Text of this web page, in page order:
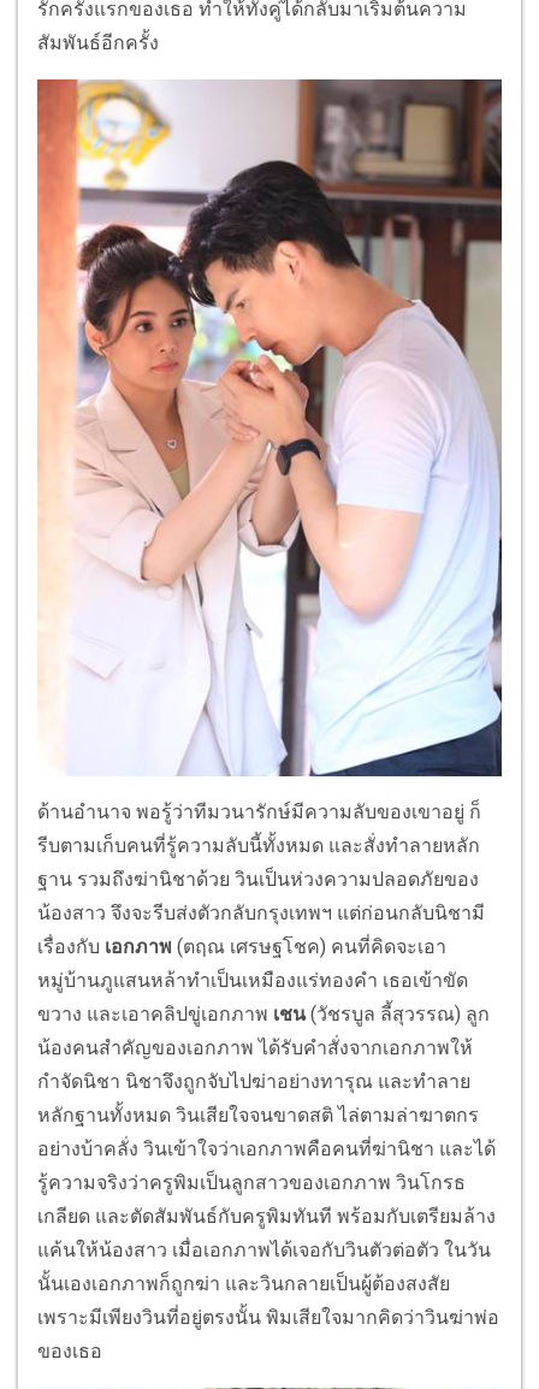
รักครั้งแรกของเธอ ทำให้ทั้งคู่ได้กลับมาเริ่มต้นความ
สัมพันธ์อีกครั้ง
ด้านอำนาจ พอรู้ว่าทีมวนารักษ์มีความลับของเขาอยู่ ก็
รีบตามเก็บคนที่รู้ความลับนี้ทั้งหมด และสั่งทำลายหลัก
ฐาน รวมถึงฆ่านิชาด้วย วินเป็นห่วงความปลอดภัยของ
น้องสาว จึงจะรีบส่งตัวกลับกรุงเทพฯ แต่ก่อนกลับนิชามี
เรื่องกับ เอกภาพ (ตฤณ เศรษฐโชค) คนที่คิดจะเอา
หมู่บ้านภูแสนหล้าทำเป็นเหมืองแร่ทองคำ เธอเข้าขัด
ขวาง และเอาคลิปขู่เอกภาพ เชน(วัชรบูล ลี้สุวรรณ) ลูก
น้องคนสำคัญของเอกภาพ ได้รับคำสั่งจากเอกภาพให้
กำจัดนิชา นิชาจึงถูกจับไปฆ่าอย่างทารุณ และทำลาย
หลักฐานทั้งหมด วินเสียใจจนขาดสติ ไล่ตามล่าฆาตกร
อย่างบ้าคลั่ง วินเข้าใจว่าเอกภาพคือคนที่ฆ่านิชา และได้
รู้ความจริงว่าครูพิมเป็นลูกสาวของเอกภาพ วินโกรธ
เกลียด และตัดสัมพันธ์กับครูพิมทันที พร้อมกับเตรียมล้าง
แค้นให้น้องสาว เมื่อเอกภาพได้เจอกับวินตัวต่อตัว ในวัน
นั้นเองเอกภาพก็ถูกฆ่า และวินกลายเป็นผู้ต้องสงสัย
เพราะมีเพียงวินที่อยู่ตรงนั้น พิมเสียใจมากคิดว่าวินฆ่าพ่อ
ของเธอ